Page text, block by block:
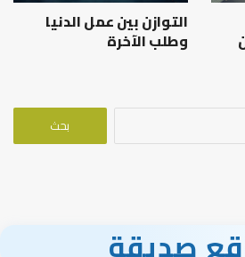
التوازن بين عمل الدنيا
وطلب الآخرة
البحث
صديقة